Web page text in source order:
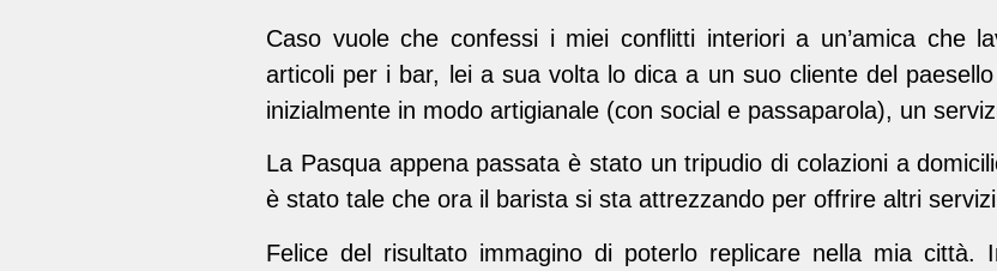
Caso vuole che confessi i miei conflitti interiori a un’amica che
articoli per i bar, lei a sua volta lo dica a un suo cliente del
inizialmente in modo artigianale (con social e passaparola), un
La Pasqua appena passata è stato un tripudio di colazioni a
è stato tale che ora il barista si sta attrezzando per offrire altri
Felice del risultato immagino di poterlo replicare nella mia